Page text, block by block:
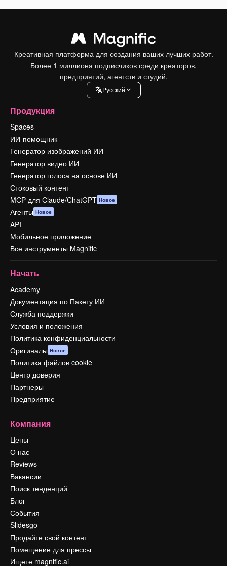
Креативная платформа для создания ваших лучших работ.
Более 1 миллиона подписчиков среди креаторов,
предприятий, агентств и студий.
Pусский
Продукция
Spaces
ИИ-помощник
Генератор изображений ИИ
Генератор видео ИИ
Генератор голоса на основе ИИ
Стоковый контент
MCP для Claude/ChatGPT Новое
Агенты Новое
API
Мобильное приложение
Все инструменты Magnific
Начать
Academy
Документация по Пакету ИИ
Служба поддержки
Условия и положения
Политика конфиденциальности
Оригиналы Новое
Политика файлов cookie
Центр доверия
Партнеры
Предприятие
Компания
Цены
О нас
Reviews
Вакансии
Поиск тенденций
Блог
События
Slidesgo
Продайте свой контент
Помещение для прессы
Ищете magnific.ai